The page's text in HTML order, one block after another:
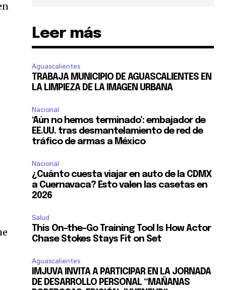
Leer más
Aguascalientes
TRABAJA MUNICIPIO DE AGUASCALIENTES EN
LA LIMPIEZA DE LA IMAGEN URBANA
Nacional
‘Aún no hemos terminado’: embajador de
EE.UU. tras desmantelamiento de red de
tráfico de armas a México
Nacional
¿Cuánto cuesta viajar en auto de la CDMX
a Cuernavaca? Esto valen las casetas en
2026
Salud
This On-the-Go Training Tool Is How Actor
Chase Stokes Stays Fit on Set
Aguascalientes
IMJUVA INVITA A PARTICIPAR EN LA JORNADA
DE DESARROLLO PERSONAL “MAÑANAS